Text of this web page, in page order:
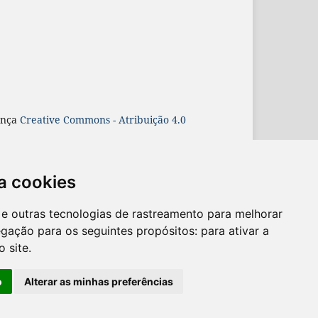
cookies
outras tecnologias de rastreamento para melhorar
para os seguintes propósitos: para ativar a
site.
Alterar as minhas preferências
Creative Commons - Atribuição 4.0